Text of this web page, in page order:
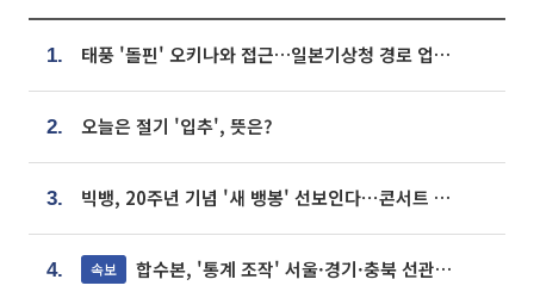
1. 태풍 '돌핀' 오키나와 접근…일본기상청 경로 업데이트
2. 오늘은 절기 '입추', 뜻은?
3. 빅뱅, 20주년 기념 '새 뱅봉' 선보인다⋯콘서트 앞두고 팝업 개최
4. 속보 합수본, '통계 조작' 서울·경기·충북 선관위 등 추가 압수수색